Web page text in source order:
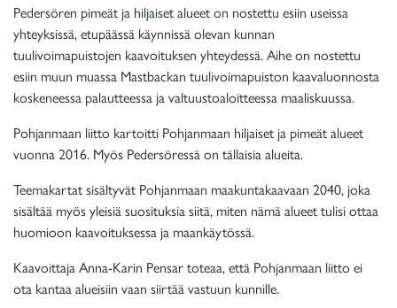
Pedersören pimeät ja hiljaiset alueet on nostettu esiin useissa
yhteyksissä, etupäässä käynnissä olevan kunnan
tuulivoimapuistojen kaavoituksen yhteydessä. Aihe on nostettu
esiin muun muassa Mastbackan tuulivoimapuiston kaavaluonnosta
koskeneessa palautteessa ja valtuustoaloitteessa maaliskuussa.
Pohjanmaan liitto kartoitti Pohjanmaan hiljaiset ja pimeät alueet
vuonna 2016. Myös Pedersöressä on tällaisia alueita.
Teemakartat sisältyvät Pohjanmaan maakuntakaavaan 2040, joka
sisältää myös yleisiä suosituksia siitä, miten nämä alueet tulisi ottaa
huomioon kaavoituksessa ja maankäytössä.
Kaavoittaja Anna-Karin Pensar toteaa, että Pohjanmaan liitto ei
ota kantaa alueisiin vaan siirtää vastuun kunnille.